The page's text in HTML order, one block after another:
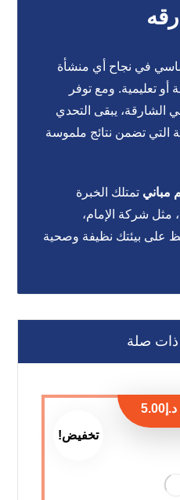
في نجاح أي منشأة
أو تعليمية. ومع توفر
الشارقة، يبقى التحدي
التي تضمن نتائج ملموسة
مبانيتمتلك الخبرة
مثل شركة الإمام،
على بيئتك نظيفة وصحية
ذات صلة
تخفيض!
د.إ 5.00